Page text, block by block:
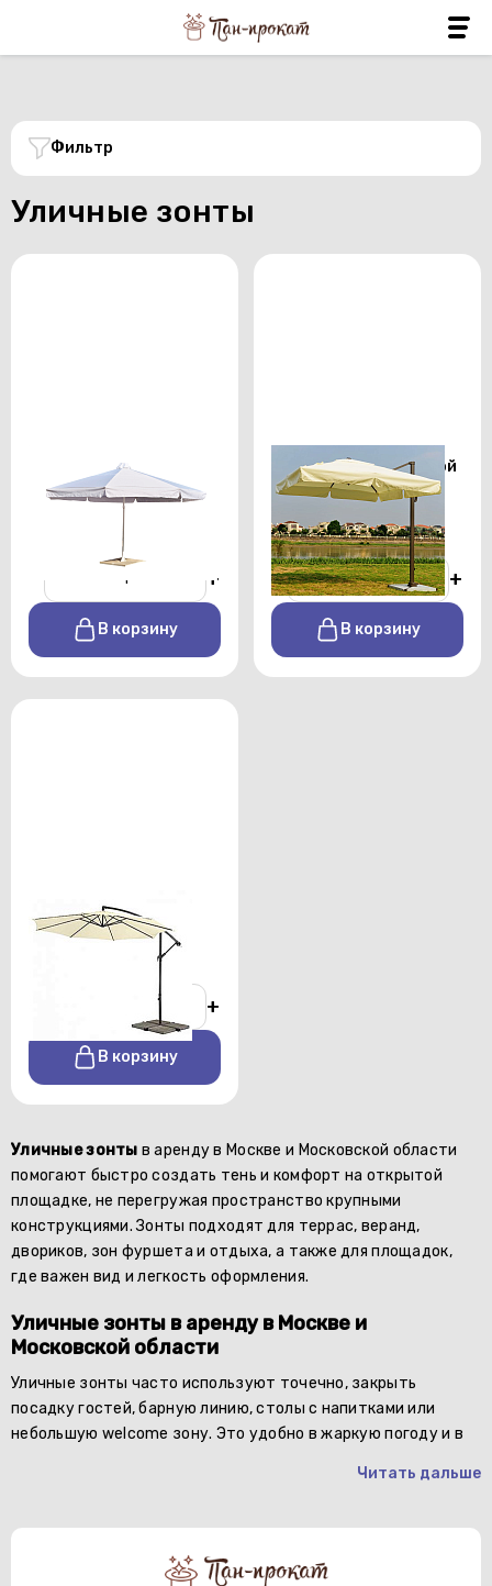
Фильтр
Уличные зонты
Зонт с центрально
опорой диаметр 5м
От 8000 р./сутки
+
В корзину
Зонт с боковой опорой
3х3 про
От 5500 р./сутки
- +
В корзину
Зонт Д 2,7м
От 5000 р./сутки
+
В корзину
Уличные зонты в аренду в Москве и Московской области
помогают быстро создать тень и комфорт на открытой
площадке, не перегружая пространство крупными
конструкциями. Зонты подходят для террас, веранд,
двориков, зон фуршета и отдыха, а также для площадок,
где важен вид и легкость оформления.
Уличные зонты в аренду в Москве и
Московской области
Уличные зонты часто используют точечно, закрыть
посадку гостей, барную линию, столы с напитками или
небольшую welcome зону. Это удобно в жаркую погоду и в
Читать дальше